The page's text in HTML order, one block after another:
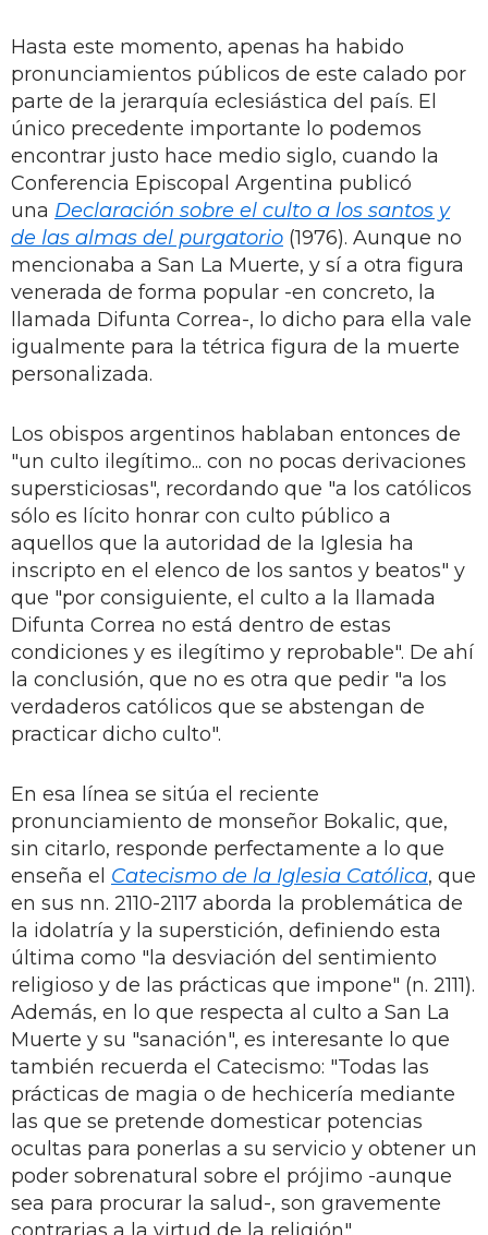
Hasta este momento, apenas ha habido
pronunciamientos públicos de este calado por
parte de la jerarquía eclesiástica del país. El
único precedente importante lo podemos
encontrar justo hace medio siglo, cuando la
Conferencia Episcopal Argentina publicó
una Declaración sobre el culto a los santos y
de las almas del purgatorio (1976). Aunque no
mencionaba a San La Muerte, y sí a otra figura
venerada de forma popular -en concreto, la
llamada Difunta Correa-, lo dicho para ella vale
igualmente para la tétrica figura de la muerte
personalizada.
Los obispos argentinos hablaban entonces de
"un culto ilegítimo... con no pocas derivaciones
supersticiosas", recordando que "a los católicos
sólo es lícito honrar con culto público a
aquellos que la autoridad de la Iglesia ha
inscripto en el elenco de los santos y beatos" y
que "por consiguiente, el culto a la llamada
Difunta Correa no está dentro de estas
condiciones y es ilegítimo y reprobable". De ahí
la conclusión, que no es otra que pedir "a los
verdaderos católicos que se abstengan de
practicar dicho culto".
En esa línea se sitúa el reciente
pronunciamiento de monseñor Bokalic, que,
sin citarlo, responde perfectamente a lo que
enseña el Catecismo de la Iglesia Católica, que
en sus nn. 2110-2117 aborda la problemática de
la idolatría y la superstición, definiendo esta
última como "la desviación del sentimiento
religioso y de las prácticas que impone" (n. 2111).
Además, en lo que respecta al culto a San La
Muerte y su "sanación", es interesante lo que
también recuerda el Catecismo: "Todas las
prácticas de magia o de hechicería mediante
las que se pretende domesticar potencias
ocultas para ponerlas a su servicio y obtener un
poder sobrenatural sobre el prójimo -aunque
sea para procurar la salud-, son gravemente